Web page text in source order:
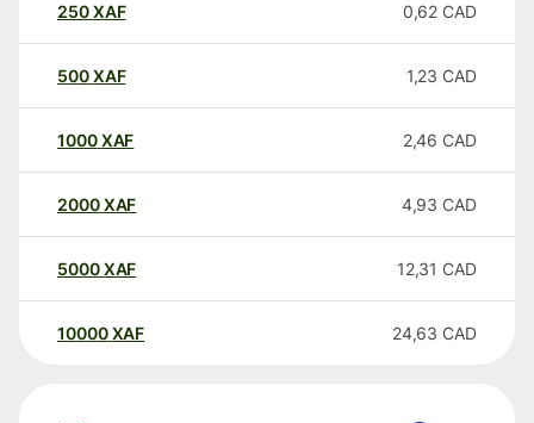
250XAF 0,62 CAD
500XAF 1,23 CAD
1000XAF 2,46 CAD
2000XAF 4,93 CAD
5000XAF 12,31 CAD
10000 XAF 24,63 CAD